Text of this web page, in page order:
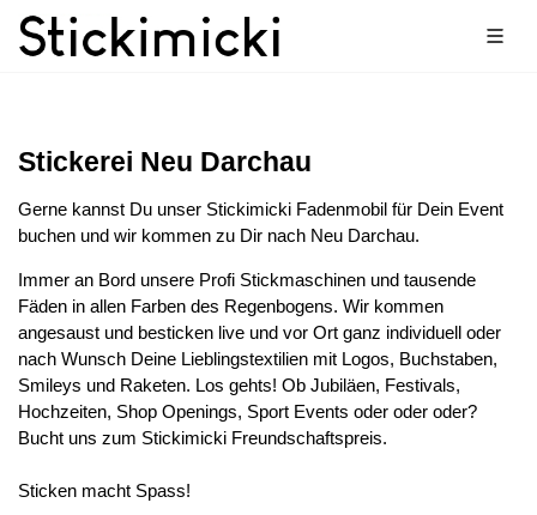
Stickerei Neu Darchau
Gerne kannst Du unser Stickimicki Fadenmobil für Dein Event
buchen und wir kommen zu Dir nach Neu Darchau.
Immer an Bord unsere Profi Stickmaschinen und tausende
Fäden in allen Farben des Regenbogens. Wir kommen
angesaust und besticken live und vor Ort ganz individuell oder
nach Wunsch Deine Lieblingstextilien mit Logos, Buchstaben,
Smileys und Raketen. Los gehts! Ob Jubiläen, Festivals,
Hochzeiten, Shop Openings, Sport Events oder oder oder?
Bucht uns zum Stickimicki Freundschaftspreis.
Sticken macht Spass!